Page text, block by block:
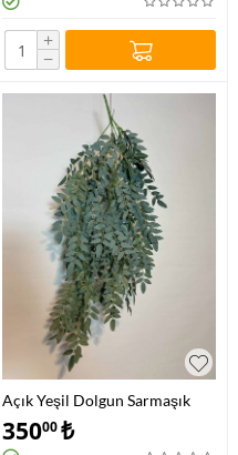
+
−
Açık Yeşil Dolgun Sarmaşık
Demeti
35000₺